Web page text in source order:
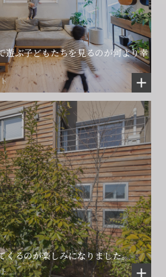
遊ぶ子どもたちを見るのが何より幸
くるのが楽しみになりました。